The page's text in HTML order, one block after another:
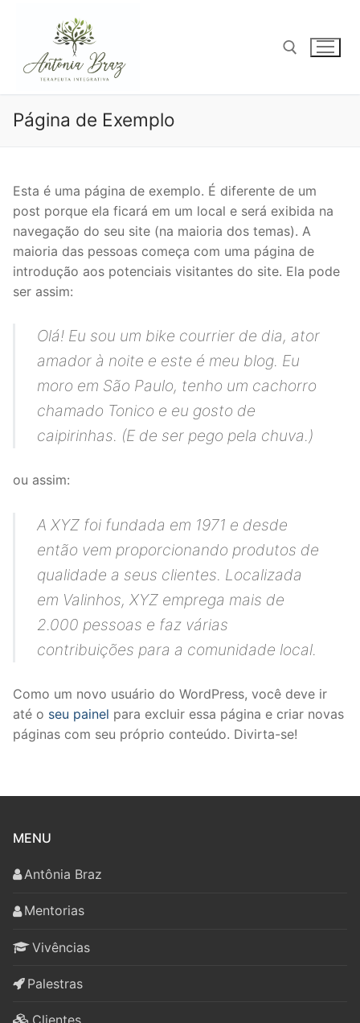
conteúdo
Pesquisar por:
Página de Exemplo
Esta é uma página de exemplo. É diferente de um
post porque ela ficará em um local e será exibida na
navegação do seu site (na maioria dos temas). A
maioria das pessoas começa com uma página de
introdução aos potenciais visitantes do site. Ela pode
ser assim:
Olá! Eu sou um bike courrier de dia, ator
amador à noite e este é meu blog. Eu
moro em São Paulo, tenho um cachorro
chamado Tonico e eu gosto de
caipirinhas. (E de ser pego pela chuva.)
ou assim:
A XYZ foi fundada em 1971 e desde
então vem proporcionando produtos de
qualidade a seus clientes. Localizada
em Valinhos, XYZ emprega mais de
2.000 pessoas e faz várias
contribuições para a comunidade local.
Como um novo usuário do WordPress, você deve ir
até o seu painel para excluir essa página e criar novas
páginas com seu próprio conteúdo. Divirta-se!
MENU
Antônia Braz
Mentorias
Vivências
Palestras
Clientes